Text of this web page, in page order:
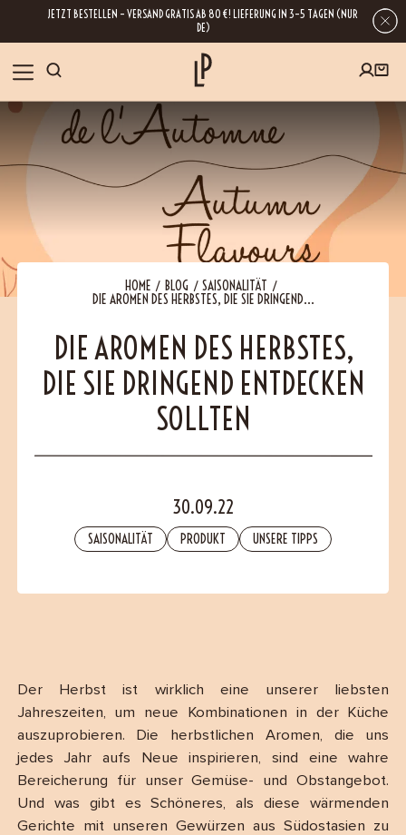
JETZT BESTELLEN – VERSAND GRATIS AB 80 €! LIEFERUNG IN 3–5 TAGEN (NUR
DE)
SHOP
GESCHENKE
BLOG
REZEPTE
BESUCHEN
ÜBER UNS
HOME BLOG SAISONALITÄT
DIE AROMEN DES HERBSTES, DIE SIE DRINGEND...
DIE AROMEN DES HERBSTES,
DIE SIE DRINGEND ENTDECKEN
SOLLTEN
30.09.22
SAISONALITÄT PRODUKT UNSERE TIPPS
Der Herbst ist wirklich eine unserer liebsten
Jahreszeiten, um neue Kombinationen in der Küche
auszuprobieren. Die herbstlichen Aromen, die uns
jedes Jahr aufs Neue inspirieren, sind eine wahre
Bereicherung für unser Gemüse- und Obstangebot.
Und was gibt es Schöneres, als diese wärmenden
Gerichte mit unseren Gewürzen aus Südostasien zu
Wenn Sie Ihre E-Mail-Adresse hinterlassen, erhalten Sie Zugang zu unseren
Newslettern, die reich an Tipps, Inspirationen und Informationen über unsere
neuesten Entwicklungen sind. Selbstverständlich ist eine Abmeldung
jederzeit möglich.